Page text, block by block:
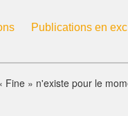
Publications en
Fine » n'existe pour le